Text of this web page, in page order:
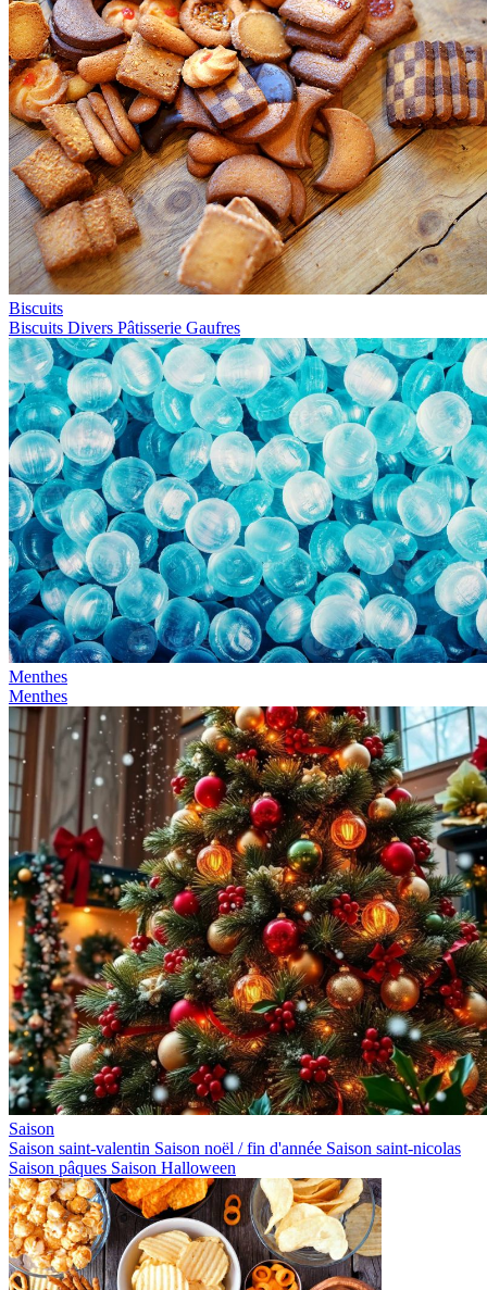
Biscuits
Biscuits Divers Pâtisserie Gaufres
Menthes
Menthes
Saison
Saison saint-valentin Saison noël / fin d'année Saison saint-nicolas
Saison pâques Saison Halloween